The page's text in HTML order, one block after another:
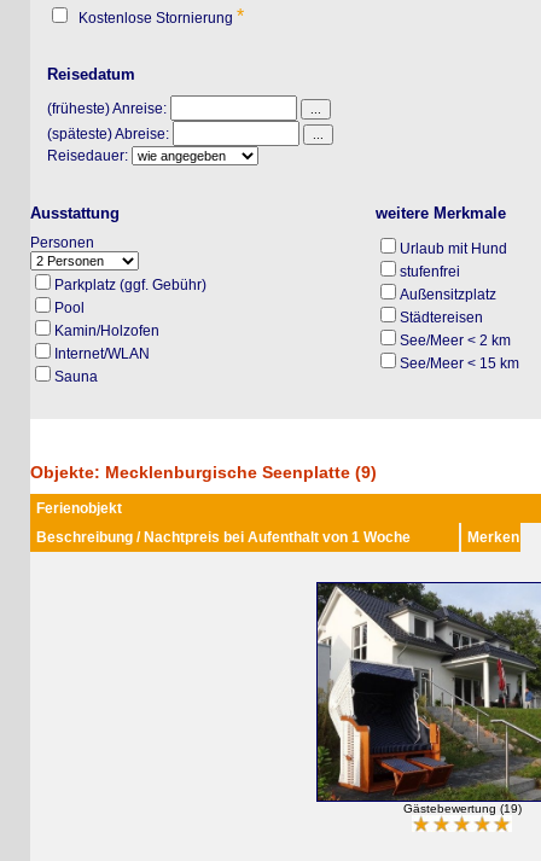
Kostenlose Stornierung*
Reisedatum
(früheste) Anreise:
(späteste) Abreise:
Reisedauer:
Ausstattung
Personen
Parkplatz (ggf. Gebühr)
Pool
Kamin/Holzofen
Internet/WLAN
Sauna
weitere Merkmale
Urlaub mit Hund
stufenfrei
Außensitzplatz
Städtereisen
See/Meer < 2 km
See/Meer < 15 km
Objekte: Mecklenburgische Seenplatte (9)
Ferienobjekt
Beschreibung / Nachtpreis bei Aufenthalt von 1 Woche
Merken
Gästebewertung (19)